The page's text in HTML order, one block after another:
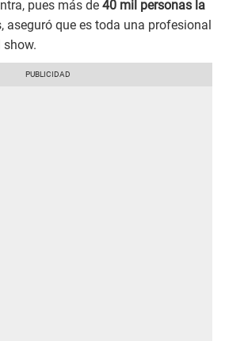
pues más de 40 mil personas la
aseguró que es toda una profesional
show.